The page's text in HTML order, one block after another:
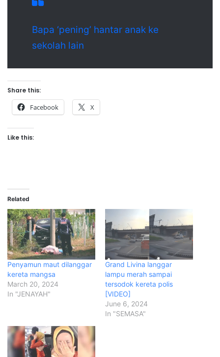
Bapa ‘pening’ hantar anak ke
sekolah lain
Share this:
Facebook X
Like this:
Related
Penyamun maut dilanggar
kereta mangsa
March 20, 2024
In "JENAYAH"
Grand Livina langgar
lampu merah sampai
tersodok kereta polis
[VIDEO]
June 6, 2024
In "SEMASA"